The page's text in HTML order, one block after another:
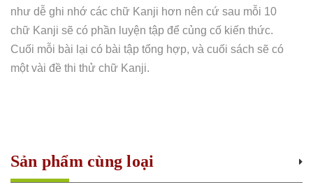
như dễ ghi nhớ các chữ Kanji hơn nên cứ sau mỗi 10
chữ Kanji sẽ có phần luyện tập để củng cố kiến thức.
Cuối mỗi bài lại có bài tập tổng hợp, và cuối sách sẽ có
một vài đề thi thử chữ Kanji.
Sản phẩm cùng loại